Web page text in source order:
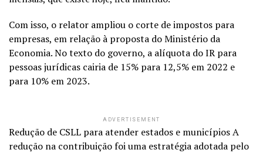
Com isso, o relator ampliou o corte de impostos para
empresas, em relação à proposta do Ministério da
Economia. No texto do governo, a alíquota do IR para
pessoas jurídicas cairia de 15% para 12,5% em 2022 e
para 10% em 2023.
ADVERTISEMENT
Redução de CSLL para atender estados e municípios A
redução na contribuição foi uma estratégia adotada pelo